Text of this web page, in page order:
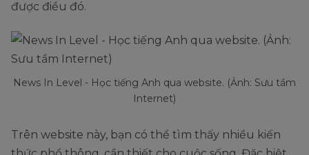
được điều đó.
News In Level - Học tiếng Anh qua website. (Ảnh: Sưu tầm
Internet)
Trên website này, bạn có thể tìm thấy nhiều kiến